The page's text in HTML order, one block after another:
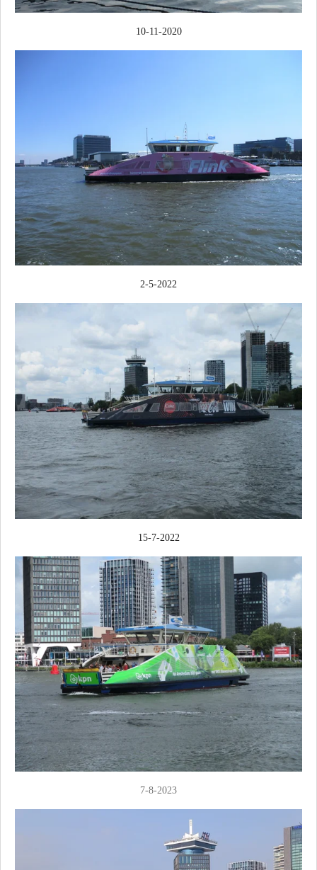
10-11-2020
2-5-2022
15-7-2022
7-8-2023